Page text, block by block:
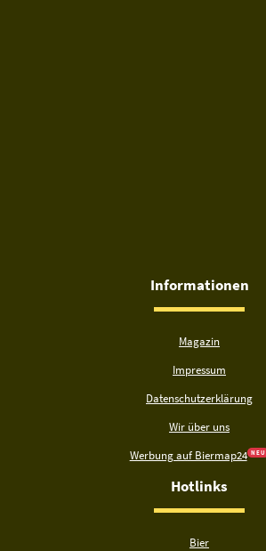
Informationen
Magazin
Impressum
Datenschutzerklärung
Wir über uns
Werbung auf Biermap24 N E U
Hotlinks
Bier